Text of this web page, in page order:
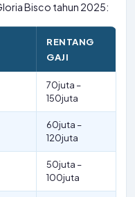
Bisco tahun 2025:
RENTANG
GAJI
70juta –
150juta
60juta –
120juta
50juta –
100juta